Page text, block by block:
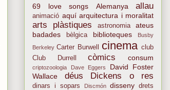
69 love songs Alemanya allau
animació aquí arquitectura i moralitat
arts plàstiques astronomia
ateus
badades
bèlgica biblioteques
Busby
Berkeley Carter Burwell cinema club
Club Durrell
còmics consum
criptozoologia Dave Eggers
David Foster
Wallace
déus Dickens o res
dinars i sopars Discmón disseny drets